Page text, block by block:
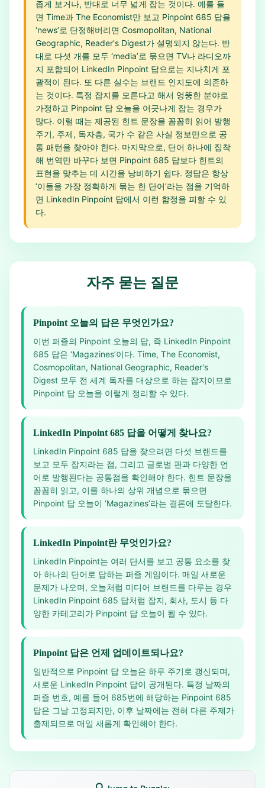
좁게 보거나, 반대로 너무 넓게 잡는 것이다. 예를 들
면 Time과 The Economist만 보고 Pinpoint 685 답을
‘news’로 단정해버리면 Cosmopolitan, National
Geographic, Reader's Digest가 설명되지 않는다. 반
대로 다섯 개를 모두 ‘media’로 묶으면 TV나 라디오까
지 포함되어 LinkedIn Pinpoint 답으로는 지나치게 포
괄적이 된다. 또 다른 실수는 브랜드 인지도에 의존하
는 것이다. 특정 잡지를 모른다고 해서 엉뚱한 분야로
가정하고 Pinpoint 답 오늘을 어긋나게 잡는 경우가
많다. 이럴 때는 제공된 힌트 문장을 꼼꼼히 읽어 발행
주기, 주제, 독자층, 국가 수 같은 사실 정보만으로 공
통 패턴을 찾아야 한다. 마지막으로, 단어 하나에 집착
해 번역만 바꾸다 보면 Pinpoint 685 답보다 힌트의
표현을 맞추는 데 시간을 낭비하기 쉽다. 정답은 항상
‘이들을 가장 정확하게 묶는 한 단어’라는 점을 기억하
면 LinkedIn Pinpoint 답에서 이런 함정을 피할 수 있
다.
자주 묻는 질문
Pinpoint 오늘의 답은 무엇인가요?
이번 퍼즐의 Pinpoint 오늘의 답, 즉 LinkedIn Pinpoint
685 답은 ‘Magazines’이다. Time, The Economist,
Cosmopolitan, National Geographic, Reader's
Digest 모두 전 세계 독자를 대상으로 하는 잡지이므로
Pinpoint 답 오늘을 이렇게 정리할 수 있다.
LinkedIn Pinpoint 685 답을 어떻게 찾나요?
LinkedIn Pinpoint 685 답을 찾으려면 다섯 브랜드를
보고 모두 잡지라는 점, 그리고 글로벌 판과 다양한 언
어로 발행된다는 공통점을 확인해야 한다. 힌트 문장을
꼼꼼히 읽고, 이를 하나의 상위 개념으로 묶으면
Pinpoint 답 오늘이 ‘Magazines’라는 결론에 도달한다.
LinkedIn Pinpoint란 무엇인가요?
LinkedIn Pinpoint는 여러 단서를 보고 공통 요소를 찾
아 하나의 단어로 답하는 퍼즐 게임이다. 매일 새로운
문제가 나오며, 오늘처럼 미디어 브랜드를 다루는 경우
LinkedIn Pinpoint 685 답처럼 잡지, 회사, 도시 등 다
양한 카테고리가 Pinpoint 답 오늘이 될 수 있다.
Pinpoint 답은 언제 업데이트되나요?
일반적으로 Pinpoint 답 오늘은 하루 주기로 갱신되며,
새로운 LinkedIn Pinpoint 답이 공개된다. 특정 날짜의
퍼즐 번호, 예를 들어 685번에 해당하는 Pinpoint 685
답은 그날 고정되지만, 이후 날짜에는 전혀 다른 주제가
출제되므로 매일 새롭게 확인해야 한다.